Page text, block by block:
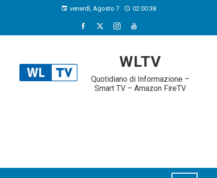
venerdì, Agosto 7 02:00:39
WLTV
Quotidiano di Informazione –
Smart TV – Amazon FireTV